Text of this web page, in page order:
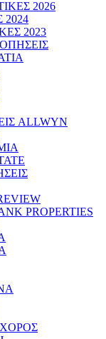
2026
2023
ALLWYN
PROPERTIES